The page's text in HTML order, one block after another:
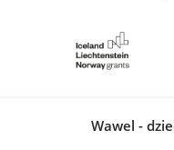
Wawel -